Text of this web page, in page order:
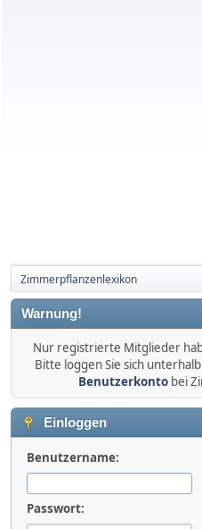
Zimmerpflanzenlexikon
Warnung!
Nur registrierte Mitglieder
Bitte loggen Sie sich
Benutzerkonto bei
Einloggen
Benutzername:
Passwort: